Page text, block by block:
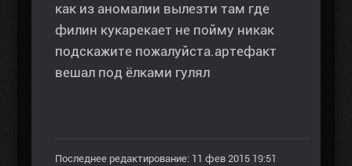
как из аномалии вылезти там где
филин кукарекает не пойму никак
подскажите пожалуйста.артефакт
вешал под ёлками гулял
Последнее редактирование: 11 фев 2015 19:51